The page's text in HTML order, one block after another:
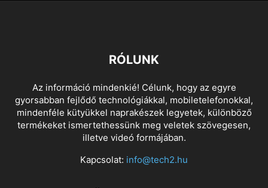
RÓLUNK
Az információ mindenkié! Célunk, hogy az egyre
gyorsabban fejlődő technológiákkal, mobiletelefonokkal,
mindenféle kütyükkel naprakészek legyetek, különböző
termékeket ismertethessünk meg veletek szövegesen,
illetve videó formájában.
Kapcsolat: info@tech2.hu